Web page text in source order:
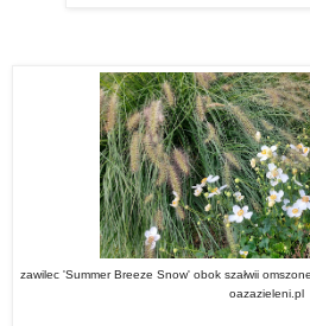
zawilec 'Summer Breeze Snow' obok szałwii
oazazieleni.pl